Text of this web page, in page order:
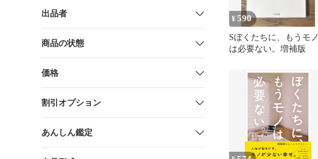
出品者
商品の状態
価格
割引オプション
あんしん鑑定
¥590
Sぼくたちに、もうモノ
は必要ない。増補版